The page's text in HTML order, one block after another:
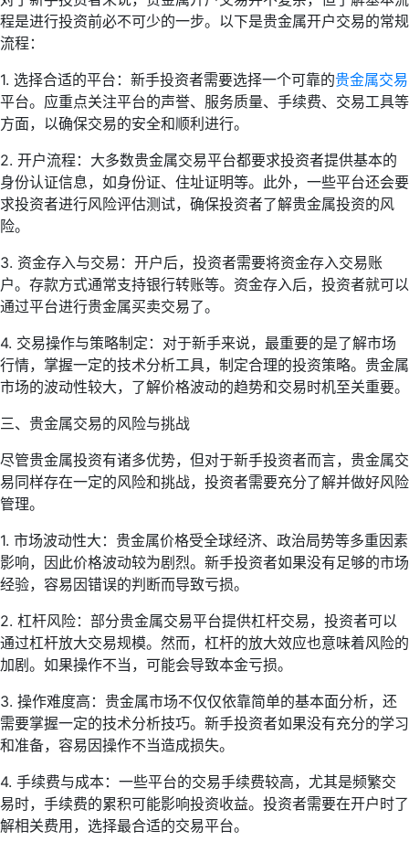
程是进行投资前必不可少的一步。以下是贵金属开户交易的常规
流程：
1. 选择合适的平台：新手投资者需要选择一个可靠的贵金属交易
平台。应重点关注平台的声誉、服务质量、手续费、交易工具等
方面，以确保交易的安全和顺利进行。
2. 开户流程：大多数贵金属交易平台都要求投资者提供基本的
身份认证信息，如身份证、住址证明等。此外，一些平台还会要
求投资者进行风险评估测试，确保投资者了解贵金属投资的风
险。
3. 资金存入与交易：开户后，投资者需要将资金存入交易账
户。存款方式通常支持银行转账等。资金存入后，投资者就可以
通过平台进行贵金属买卖交易了。
4. 交易操作与策略制定：对于新手来说，最重要的是了解市场
行情，掌握一定的技术分析工具，制定合理的投资策略。贵金属
市场的波动性较大，了解价格波动的趋势和交易时机至关重要。
三、贵金属交易的风险与挑战
尽管贵金属投资有诸多优势，但对于新手投资者而言，贵金属交
易同样存在一定的风险和挑战，投资者需要充分了解并做好风险
管理。
1. 市场波动性大：贵金属价格受全球经济、政治局势等多重因素
影响，因此价格波动较为剧烈。新手投资者如果没有足够的市场
经验，容易因错误的判断而导致亏损。
2. 杠杆风险：部分贵金属交易平台提供杠杆交易，投资者可以
通过杠杆放大交易规模。然而，杠杆的放大效应也意味着风险的
加剧。如果操作不当，可能会导致本金亏损。
3. 操作难度高：贵金属市场不仅仅依靠简单的基本面分析，还
需要掌握一定的技术分析技巧。新手投资者如果没有充分的学习
和准备，容易因操作不当造成损失。
4. 手续费与成本：一些平台的交易手续费较高，尤其是频繁交
易时，手续费的累积可能影响投资收益。投资者需要在开户时了
解相关费用，选择最合适的交易平台。